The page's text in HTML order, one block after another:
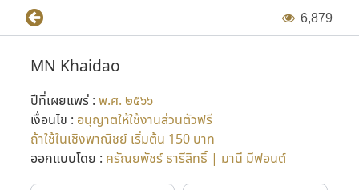
6,879
MN Khaidao
ปีที่เผยแพร่ : พ.ศ. ๒๕๖๖
เงื่อนไข : อนุญาตให้ใช้งานส่วนตัวฟรี
ถ้าใช้ในเชิงพาณิชย์ เริ่มต้น 150 บาท
ออกแบบโดย : ศรัณยพัชร์ ธารีสิทธิ์ | มานี มีฟอนต์